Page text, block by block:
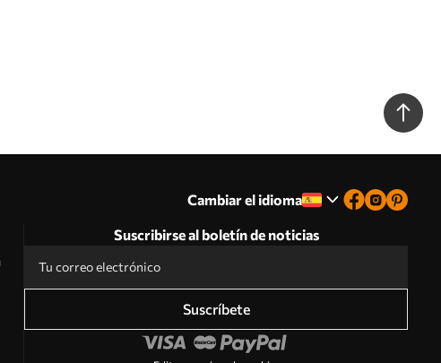
Cambiar el idioma
Suscribirse al boletín de noticias
Suscríbete